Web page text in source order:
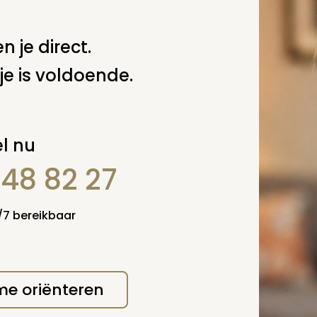
maar
je direct.
is voldoende.
nu
82 27
bereikbaar
oriënteren